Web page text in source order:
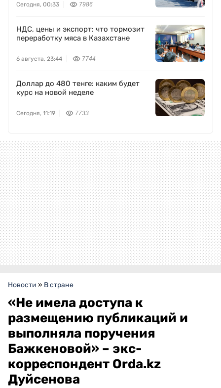
Сегодня, 00:33 7986
НДС, цены и экспорт: что тормозит
переработку мяса в Казахстане
6 августа, 23:44 7744
Доллар до 480 тенге: каким будет
курс на новой неделе
Сегодня, 11:19 7733
Новости » В стране
«Не имела доступа к
размещению публикаций и
выполняла поручения
Бажкеновой» – экс-
корреспондент Orda.kz
Дуйсенова